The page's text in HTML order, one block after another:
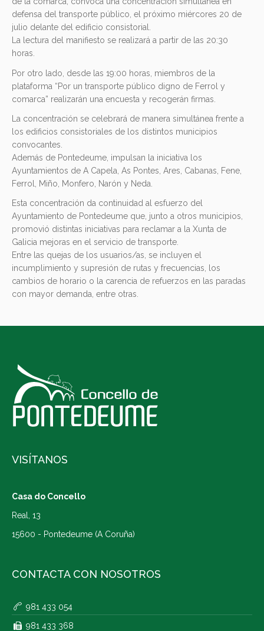
defensa del transporte público, el próximo miércores 20 de
julio delante del edificio consistorial.
La lectura del manifiesto se realizará a partir de las 20:30
horas.
Por otro lado, desde las 19:00 horas, miembros de la
plataforma “Por un transporte público digno de Ferrol y
comarca” realizarán una encuesta y recogerán firmas.
La concentración se celebrará de manera simultánea frente a
los edificios consistoriales de los distintos municipios
convocantes.
Además de Pontedeume, impulsan la iniciativa los
Ayuntamientos de A Capela, As Pontes, Ares, Cabanas, Fene,
Ferrol, Miño, Monfero, Narón y Neda.
Esta concentración da continuidad al esfuerzo del
Ayuntamiento de Pontedeume que, junto a otros municipios,
promovió distintas iniciativas para reclamar a la Xunta de
Galicia mejoras en el servicio de transporte.
Entre las quejas de los usuarios/as, se incluyen el
incumplimiento y supresión de rutas y frecuencias, los
cambios de horario o la carencia de refuerzos en las paradas
con mayor demanda, entre otras.
VISÍTANOS
Casa do Concello
Real, 13
15600 - Pontedeume (A Coruña)
CONTACTA CON NOSOTROS
981 433 054
981 433 368